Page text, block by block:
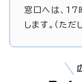
窓口へは、17
します。（た